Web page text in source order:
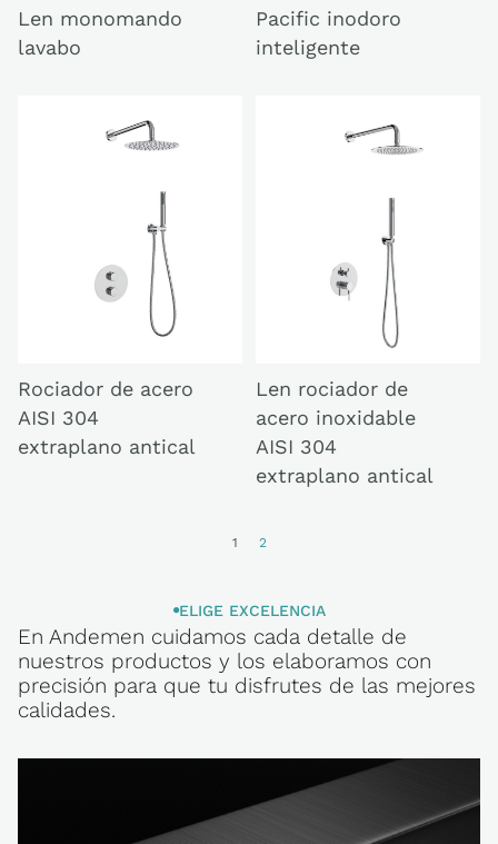
Len monomando
lavabo
Pacific inodoro
inteligente
Rociador de acero
AISI 304
extraplano antical
Len rociador de
acero inoxidable
AISI 304
extraplano antical
1 2
ELIGE EXCELENCIA
ELIGE
EXCELENCIA
En Andemen cuidamos cada detalle de
nuestros productos y los elaboramos con
precisión para que tu disfrutes de las mejores
calidades.